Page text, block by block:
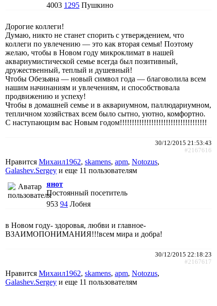
4003 1295 Пушкино
Дорогие коллеги!
Думаю, никто не станет спорить с утверждением, что
коллеги по увлечению — это как вторая семья! Поэтому
желаю, чтобы в Новом году микроклимат в нашей
аквариумистической семье всегда был позитивный,
дружественный, теплый и душевный!
Чтобы Обезьяна — новый символ года — благоволила всем
нашим начинаниям и увлечениям, и способствовала
продвижению и успеху!
Чтобы в домашней семье и в аквариумном, паллюдариумном,
тепличном хозяйствах всем было сытно, уютно, комфортно.
С наступающим вас Новым годом!!!!!!!!!!!!!!!!!!!!!!!!!!!!!!!!!!!!
30/12/2015 21:53:43
#2167616
Нравится Михаил1962, skamens, apm, Notozus,
Galashev.Sergey и еще 11 пользователям
янот
Постоянный посетитель
953 94 Лобня
в Новом году- здоровья, любви и главное-
ВЗАИМОПОНИМАНИЯ!!!всем мира и добра!
30/12/2015 22:18:23
#2167617
Нравится Михаил1962, skamens, apm, Notozus,
Galashev.Sergey и еще 11 пользователям